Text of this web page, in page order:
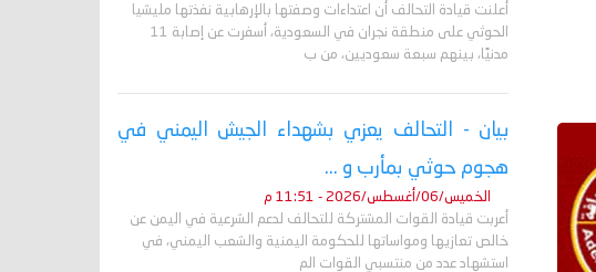
أعلنت قيادة التحالف أن اعتداءات وصفتها بالإرهابية نفذتها مليشيا
الحوثي على منطقة نجران في السعودية، أسفرت عن إصابة 11
مدنيًا، بينهم سبعة سعوديين، من ب
بيان - التحالف يعزي بشهداء الجيش اليمني في
هجوم حوثي بمأرب و ...
الخميس/06/أغسطس/2026 - 11:51 م
أعربت قيادة القوات المشتركة للتحالف لدعم الشرعية في اليمن عن
خالص تعازيها ومواساتها للحكومة اليمنية والشعب اليمني، في
استشهاد عدد من منتسبي القوات الم